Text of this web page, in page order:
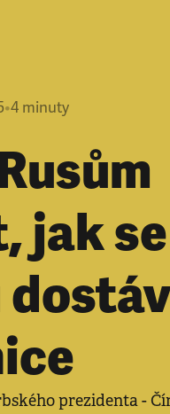
•4 minuty
jak se
prezidenta -